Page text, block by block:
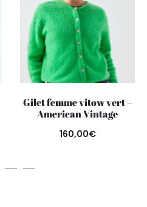
Gilet femme vitow vert –
American Vintage
160,00€